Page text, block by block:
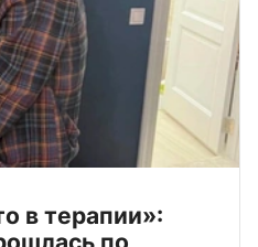
в терапии»: